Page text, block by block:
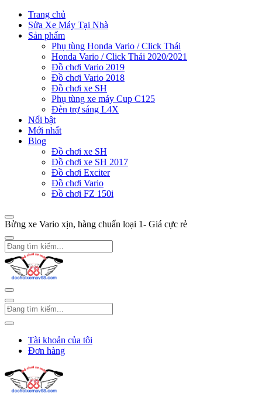
Trang chủ
Sửa Xe Máy Tại Nhà
Sản phẩm
Phụ tùng Honda Vario / Click Thái
Honda Vario / Click Thái 2020/2021
Đồ chơi Vario 2019
Đồ chơi Vario 2018
Đồ chơi xe SH
Phụ tùng xe máy Cup C125
Đèn trợ sáng L4X
Nổi bật
Mới nhất
Blog
Đồ chơi xe SH
Đồ chơi xe SH 2017
Đồ chơi Exciter
Đồ chơi Vario
Đồ chơi FZ 150i
Bửng xe Vario xịn, hàng chuẩn loại 1- Giá cực rẻ
Tài khoản của tôi
Đơn hàng